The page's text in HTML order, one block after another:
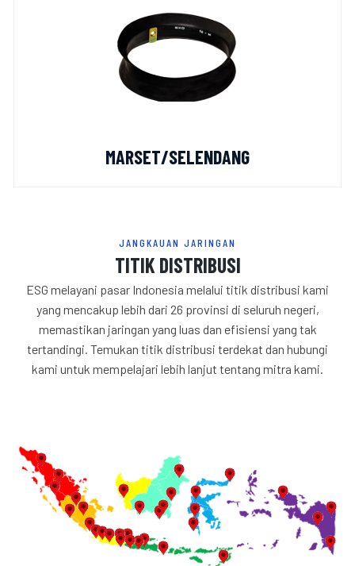
MARSET/SELENDANG
JANGKAUAN JARINGAN
TITIK DISTRIBUSI
ESG melayani pasar Indonesia melalui titik distribusi kami
yang mencakup lebih dari 26 provinsi di seluruh negeri,
memastikan jaringan yang luas dan efisiensi yang tak
tertandingi. Temukan titik distribusi terdekat dan hubungi
kami untuk mempelajari lebih lanjut tentang mitra kami.